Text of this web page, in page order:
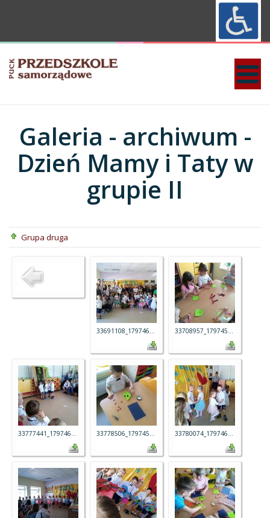
Galeria - archiwum -
Dzień Mamy i Taty w
grupie II
Grupa druga
33691108_179746... 33708957_179745...
33777441_179746... 33778506_179745... 33780074_179746...